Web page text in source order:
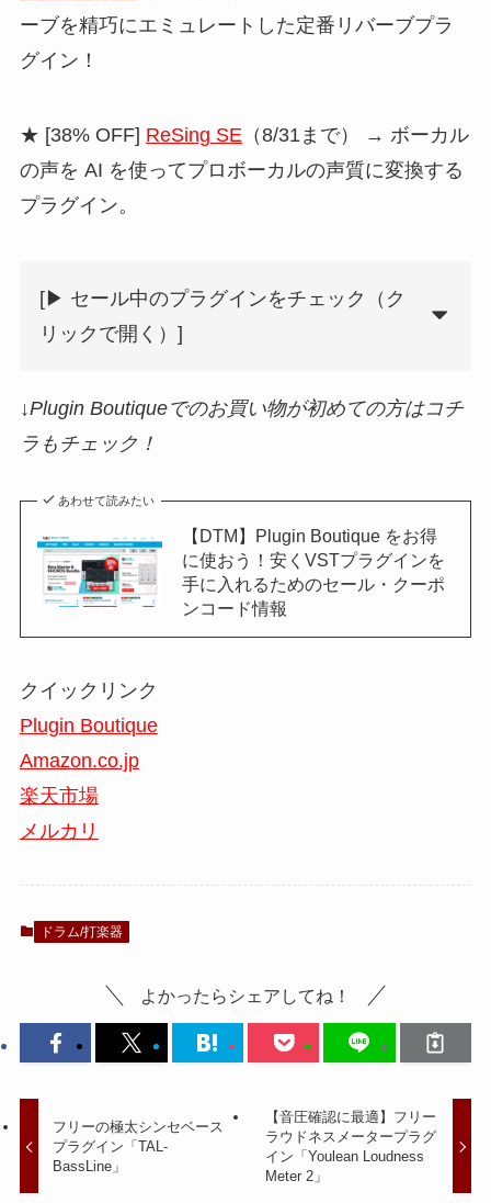
ーブを精巧にエミュレートした定番リバーブプラ
グイン！
★ [38% OFF] ReSing SE （8/31まで） → ボーカル
の声を AI を使ってプロボーカルの声質に変換する
プラグイン。
[▶︎ セール中のプラグインをチェック（ク
リックで開く）]
↓Plugin Boutiqueでのお買い物が初めての方はコチ
ラもチェック！
あわせて読みたい
【DTM】Plugin Boutique をお得
に使おう！安くVSTプラグインを
手に入れるためのセール・クーポ
ンコード情報
クイックリンク
Plugin Boutique
Amazon.co.jp
楽天市場
メルカリ
ドラム/打楽器
よかったらシェアしてね！
フリーの極太シンセベース
プラグイン「TAL-
BassLine」
【音圧確認に最適】フリー
ラウドネスメータープラグ
イン「Youlean Loudness
Meter 2」